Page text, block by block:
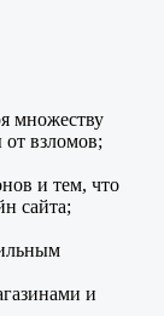
множеству
взломов;
и тем, что
сайта;
и